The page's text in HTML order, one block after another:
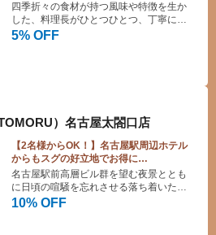
5% OFF
四季折々の食材が持つ風味や特徴を生か
した、料理長がひとつひとつ、丁寧に工
夫を凝らして作り上げる日本料理をお得
）名古屋太閤口店
【2名様からOK！】名古屋駅周辺ホテル
からもスグの好立地でお得に
【10％OFF】クーポン
10% OFF
名古屋駅前高層ビル群を望む夜景ととも
に日頃の喧騒を忘れさせる落ち着いた非
日常空間でごゆっくりお過ごしいただけ